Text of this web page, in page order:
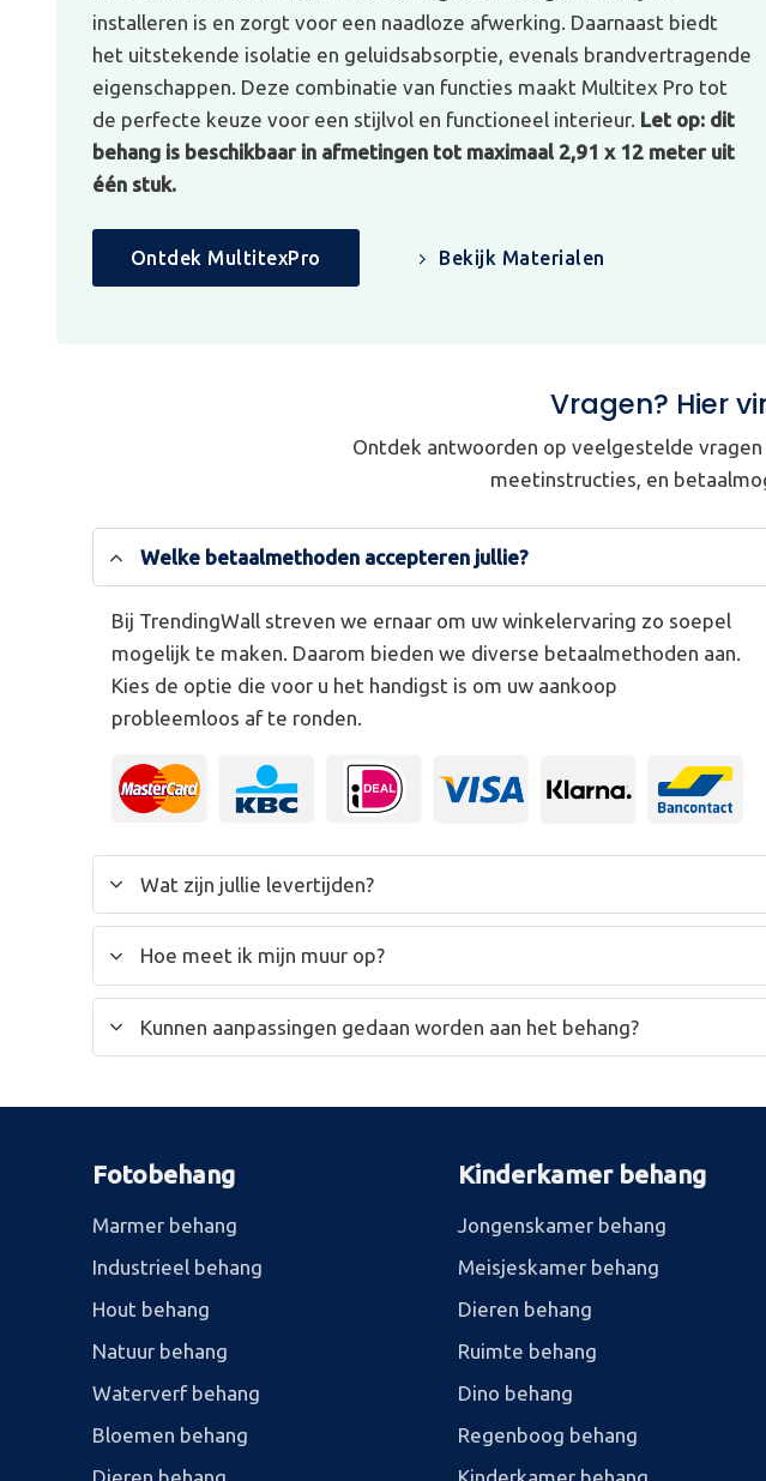
installeren is en zorgt voor een naadloze afwerking. Daarnaast biedt
het uitstekende isolatie en geluidsabsorptie, evenals brandvertragende
eigenschappen. Deze combinatie van functies maakt Multitex Pro tot
de perfecte keuze voor een stijlvol en functioneel interieur. Let op: dit
behang is beschikbaar in afmetingen tot maximaal 2,91 x 12 meter uit
één stuk.
Ontdek MultitexPro Bekijk Materialen
Vragen? Hier
Ontdek antwoorden op veelgestelde
meetinstructies, en
Welke betaalmethoden accepteren jullie?
Bij TrendingWall streven we ernaar om uw winkelervaring zo soepel
mogelijk te maken. Daarom bieden we diverse betaalmethoden aan.
Kies de optie die voor u het handigst is om uw aankoop
probleemloos af te ronden.
Wat zijn jullie levertijden?
Hoe meet ik mijn muur op?
Kunnen aanpassingen gedaan worden aan het behang?
Fotobehang
Marmer behang
Industrieel behang
Hout behang
Natuur behang
Waterverf behang
Bloemen behang
Kinderkamer behang
Jongenskamer behang
Meisjeskamer behang
Dieren behang
Ruimte behang
Dino behang
Regenboog behang